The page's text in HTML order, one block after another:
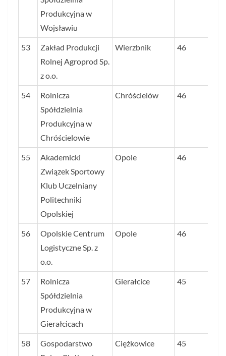
Produkcyjna w
Wojsławiu
53
Zakład Produkcji
Rolnej Agroprod Sp.
z o.o.
Wierzbnik 46
54
Rolnicza
Spółdzielnia
Produkcyjna w
Chróścielowie
Chróścielów 46
55
Akademicki
Związek Sportowy
Klub Uczelniany
Politechniki
Opolskiej
Opole 46
56
Opolskie Centrum
Logistyczne Sp. z
o.o.
Opole 46
57
Rolnicza
Spółdzielnia
Produkcyjna w
Gierałcicach
Gierałcice 45
58
Gospodarstwo
Ciężkowice 45